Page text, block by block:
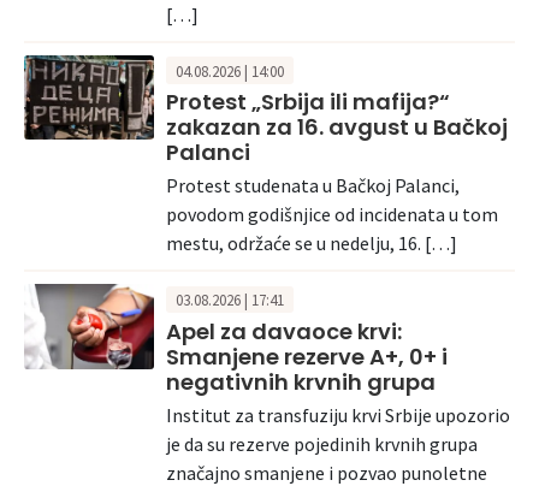
[…]
04.08.2026 | 14:00
Protest „Srbija ili mafija?“
zakazan za 16. avgust u Bačkoj
Palanci
Protest studenata u Bačkoj Palanci,
povodom godišnjice od incidenata u tom
mestu, održaće se u nedelju, 16. […]
03.08.2026 | 17:41
Apel za davaoce krvi:
Smanjene rezerve A+, 0+ i
negativnih krvnih grupa
Institut za transfuziju krvi Srbije upozorio
je da su rezerve pojedinih krvnih grupa
značajno smanjene i pozvao punoletne